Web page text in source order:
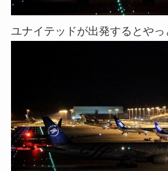
ユナイテッドが出発するとやっ